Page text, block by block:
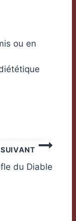
ou en
SUIVANT
du Diable